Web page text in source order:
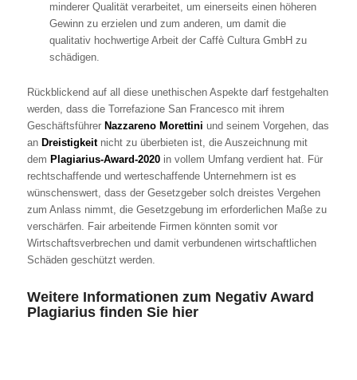
minderer Qualität verarbeitet, um einerseits einen höheren
Gewinn zu erzielen und zum anderen, um damit die
qualitativ hochwertige Arbeit der Caffè Cultura GmbH zu
schädigen.
Rückblickend auf all diese unethischen Aspekte darf festgehalten
werden, dass die Torrefazione San Francesco mit ihrem
Geschäftsführer Nazzareno Morettini und seinem Vorgehen, das
an Dreistigkeitnicht zu überbieten ist, die Auszeichnung mit
dem Plagiarius-Award-2020in vollem Umfang verdient hat. Für
rechtschaffende und werteschaffende Unternehmern ist es
wünschenswert, dass der Gesetzgeber solch dreistes Vergehen
zum Anlass nimmt, die Gesetzgebung im erforderlichen Maße zu
verschärfen. Fair arbeitende Firmen könnten somit vor
Wirtschaftsverbrechen und damit verbundenen wirtschaftlichen
Schäden geschützt werden.
Weitere Informationen zum Negativ Award
Plagiarius finden Sie hier